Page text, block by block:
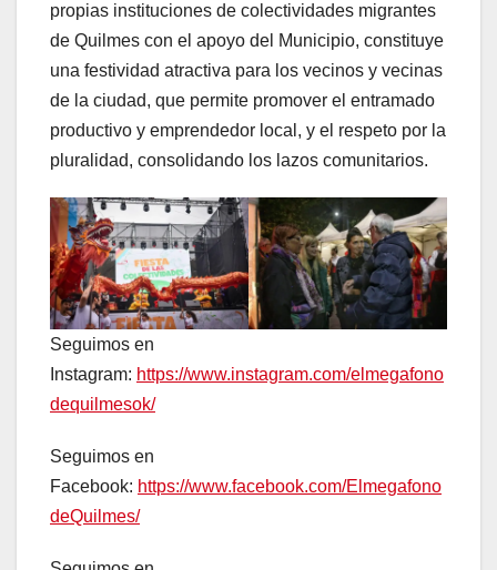
propias instituciones de colectividades migrantes
de Quilmes con el apoyo del Municipio, constituye
una festividad atractiva para los vecinos y vecinas
de la ciudad, que permite promover el entramado
productivo y emprendedor local, y el respeto por la
pluralidad, consolidando los lazos comunitarios.
Seguimos en
Instagram: https://www.instagram.com/elmegafono
dequilmesok/
Seguimos en
Facebook: https://www.facebook.com/Elmegafono
deQuilmes/